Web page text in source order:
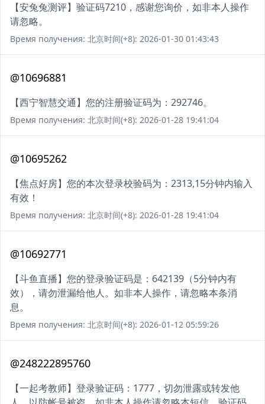
【安兔兔测评】验证码7210，感谢您询价，如非本人操作
请忽略。
Время получения: 北京时间(+8): 2026-01-30 01:43:43
@10696881
【西宁智慧交通】您的注册验证码为：292746。
Время получения: 北京时间(+8): 2026-01-28 19:41:04
@10695262
【焦点好房】您的本次登录校验码为：2313,15分钟内输入
有效！
Время получения: 北京时间(+8): 2026-01-28 19:41:04
@10692771
【斗鱼直播】您的登录验证码是：642139（5分钟内有
效），请勿泄漏给他人。如非本人操作，请忽略本条消
息。
Время получения: 北京时间(+8): 2026-01-12 05:59:26
@248222895760
【一起考教师】登录验证码：1777，切勿泄露或转发他